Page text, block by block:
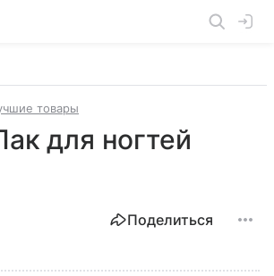
товары
для ногтей
Поделиться